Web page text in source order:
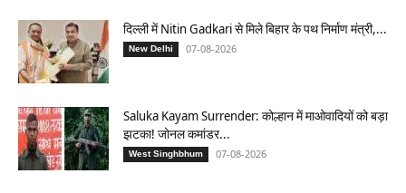
दिल्ली में Nitin Gadkari से मिले बिहार के पथ निर्माण मंत्री,...
New Delhi 07-08-2026
Saluka Kayam Surrender: कोल्हान में माओवादियों को बड़ा
झटका! जोनल कमांडर...
West Singhbhum 07-08-2026